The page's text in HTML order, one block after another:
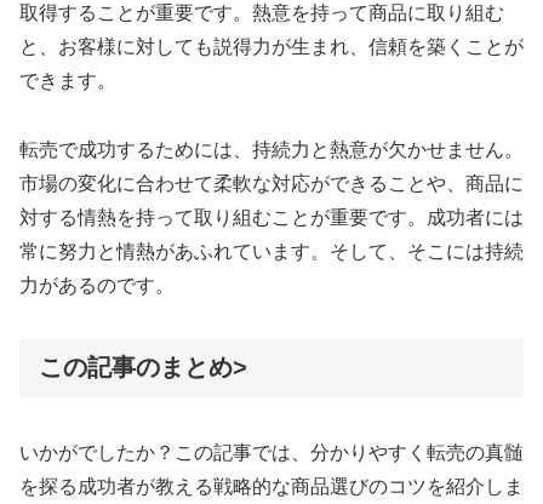
取得することが重要です。熱意を持って商品に取り組む
と、お客様に対しても説得力が生まれ、信頼を築くことが
できます。
転売で成功するためには、持続力と熱意が欠かせません。
市場の変化に合わせて柔軟な対応ができることや、商品に
対する情熱を持って取り組むことが重要です。成功者には
常に努力と情熱があふれています。そして、そこには持続
力があるのです。
この記事のまとめ>
いかがでしたか？この記事では、分かりやすく転売の真髄
を探る成功者が教える戦略的な商品選びのコツを紹介しま